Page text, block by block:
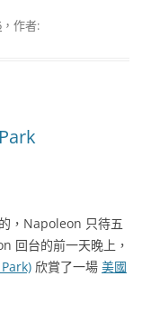
，作者:
，Napoleon 只待五
回台的前一天晚上，
欣賞了一場 美國